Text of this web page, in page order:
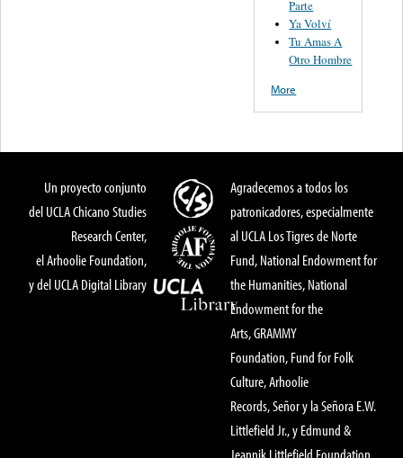
Parte
Ya Volví
Tu Amas A
Otro Hombre
More
Un proyecto conjunto
del UCLA Chicano Studies
Research Center,
el Arhoolie Foundation,
y del UCLA Digital Library
Agradecemos a todos los
patronicadores, especialmente
al UCLA Los Tigres de Norte
Fund, National Endowment for
the Humanities, National
Endowment for the
Arts, GRAMMY
Foundation, Fund for Folk
Culture, Arhoolie
Records, Señor y la Señora E.W.
Littlefield Jr., y Edmund &
Jeannik Littlefield Foundation.